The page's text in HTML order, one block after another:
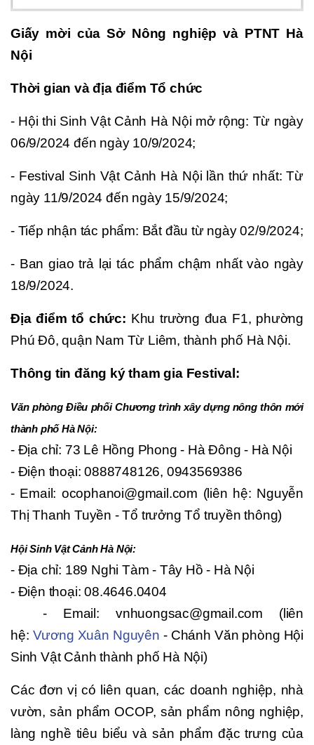
Giấy mời của Sở Nông nghiệp và PTNT Hà
Nội
Thời gian và địa điểm Tổ chức
- Hội thi Sinh Vật Cảnh Hà Nội mở rộng: Từ ngày
06/9/2024 đến ngày 10/9/2024;
- Festival Sinh Vật Cảnh Hà Nội lần thứ nhất: Từ
ngày 11/9/2024 đến ngày 15/9/2024;
- Tiếp nhận tác phẩm: Bắt đầu từ ngày 02/9/2024;
- Ban giao trả lại tác phẩm chậm nhất vào ngày
18/9/2024.
Địa điểm tổ chức: Khu trường đua F1, phường
Phú Đô, quận Nam Từ Liêm, thành phố Hà Nội.
Thông tin đăng ký tham gia Festival:
Văn phòng Điều phối Chương trình xây dựng nông thôn mới
thành phố Hà Nội:
- Địa chỉ: 73 Lê Hồng Phong - Hà Đông - Hà Nội
- Điện thoại: 0888748126, 0943569386
- Email: ocophanoi@gmail.com (liên hệ: Nguyễn
Thị Thanh Tuyền - Tổ trưởng Tổ truyền thông)
Hội Sinh Vật Cảnh Hà Nội:
- Địa chỉ: 189 Nghi Tàm - Tây Hồ - Hà Nội
- Điện thoại: 08.4646.0404
- Email: vnhuongsac@gmail.com (liên
hệ: Vương Xuân Nguyên - Chánh Văn phòng Hội
Sinh Vật Cảnh thành phố Hà Nội)
Các đơn vị có liên quan, các doanh nghiệp, nhà
vườn, sản phẩm OCOP, sản phẩm nông nghiệp,
làng nghề tiêu biểu và sản phẩm đặc trưng của